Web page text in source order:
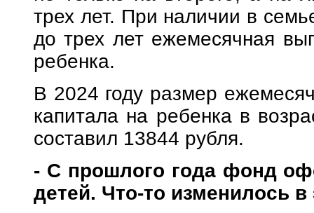
трех лет. При наличии в
до трех лет ежемесячная
ребенка.
В 2024 году размер
капитала на ребенка в
составил 13844 рубля.
- С прошлого года фонд
детей. Что-то изменилось в